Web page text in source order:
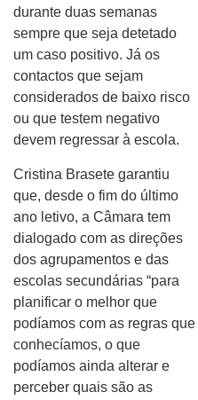
durante duas semanas
sempre que seja detetado
um caso positivo. Já os
contactos que sejam
considerados de baixo risco
ou que testem negativo
devem regressar à escola.
Cristina Brasete garantiu
que, desde o fim do último
ano letivo, a Câmara tem
dialogado com as direções
dos agrupamentos e das
escolas secundárias “para
planificar o melhor que
podíamos com as regras que
conhecíamos, o que
podíamos ainda alterar e
perceber quais são as